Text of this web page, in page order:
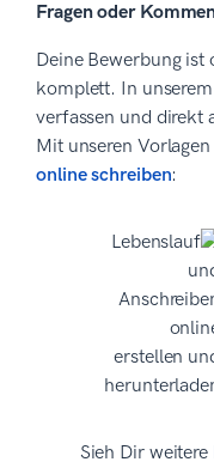
Fragen oder
Deine Bewerbung ist
komplett. In
verfassen und direkt
Mit unseren
online schreiben:
Sieh Dir weitere